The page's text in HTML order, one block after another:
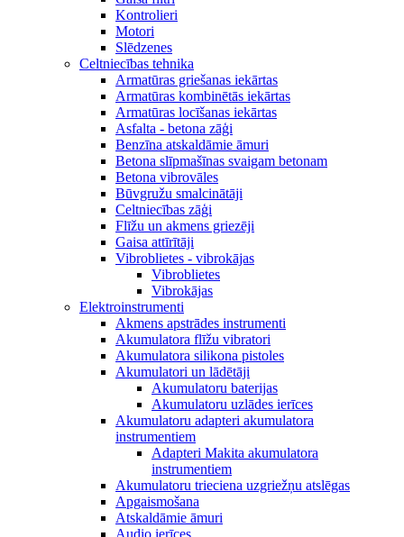
Kontrolieri
Motori
Slēdzenes
Celtniecības tehnika
Armatūras griešanas iekārtas
Armatūras kombinētās iekārtas
Armatūras locīšanas iekārtas
Asfalta - betona zāģi
Benzīna atskaldāmie āmuri
Betona slīpmašīnas svaigam betonam
Betona vibrovāles
Būvgružu smalcinātāji
Celtniecības zāģi
Flīžu un akmens griezēji
Gaisa attīrītāji
Vibroblietes - vibrokājas
Vibroblietes
Vibrokājas
Elektroinstrumenti
Akmens apstrādes instrumenti
Akumulatora flīžu vibratori
Akumulatora silikona pistoles
Akumulatori un lādētāji
Akumulatoru baterijas
Akumulatoru uzlādes ierīces
Akumulatoru adapteri akumulatora
instrumentiem
Adapteri Makita akumulatora
instrumentiem
Akumulatoru trieciena uzgriežņu atslēgas
Apgaismošana
Atskaldāmie āmuri
Audio ierīces